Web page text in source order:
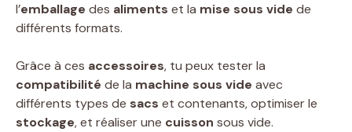
l’emballage des aliments et la mise sous vide de
différents formats.
Grâce à ces accessoires, tu peux tester la
compatibilité de la machine sous vide avec
différents types de sacs et contenants, optimiser le
stockage, et réaliser une cuisson sous vide.